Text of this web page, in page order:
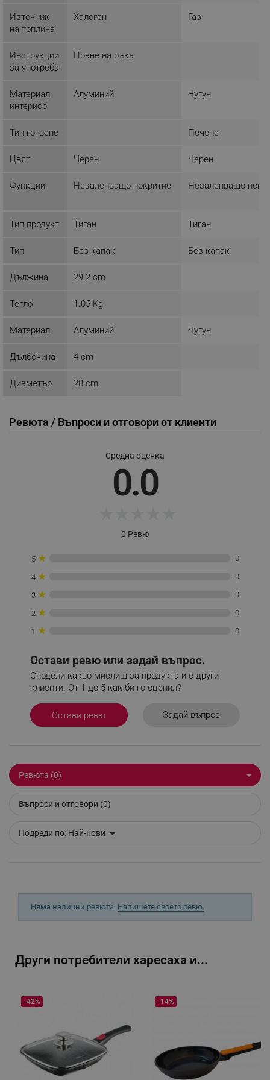
Източник
на топлина
Халоген Газ
Инструкции
за употреба
Пране на ръка
Материал
интериор
Алуминий Чугун
Тип готвене Печене
Цвят Черен Черен
Функции Незалепващо покритие Незалепващо
Тип продукт Тиган Тиган
Тип Без капак Без капак
Дължина 29.2 cm
Тегло 1.05 Kg
Материал Алуминий Чугун
Дълбочина 4 cm
Диаметър 28 cm
Ревюта / Въпроси и отговори от клиенти
Средна оценка
0.0
0 Ревю
5 ★ 0
4 ★ 0
3 ★ 0
2 ★ 0
1 ★ 0
Остави ревю или задай въпрос.
Сподели какво мислиш за продукта и с други
клиенти. От 1 до 5 как би го оценил?
Остави ревю Задай въпрос
Ревюта (0)
Въпроси и отговори (0)
Подреди по: Най-нови
Няма налични ревюта. Напишете своето ревю.
Други потребители харесаха и...
-42% -14%
потребителско влизане и управление на
акаунта. Уебсайтът не може да се използва
Име
Домейн
.alleop.bg
_nzm_id_92166-7699
.alleop.bg
_sgf_push_permission_asked
_sgf_tracking .alleop.bg
.alleop.bg
_sgf_clicked_banners
segmentifyExtension
rlv_h_fbp
rlv_g
rlv_s
.alleop.bg
rlv_iv
.alleop.bg
Google Privacy Policy